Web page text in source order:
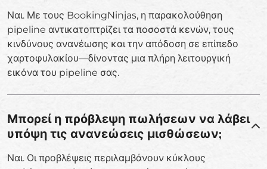
Ναι. Με τους BookingNinjas, η παρακολούθηση
pipeline αντικατοπτρίζει τα ποσοστά κενών, τους
κινδύνους ανανέωσης και την απόδοση σε επίπεδο
χαρτοφυλακίου—δίνοντας μια πλήρη λειτουργική
εικόνα του pipeline σας.
Μπορεί η πρόβλεψη πωλήσεων να λάβει
υπόψη τις ανανεώσεις μισθώσεων;
Ναι. Οι προβλέψεις περιλαμβάνουν κύκλους